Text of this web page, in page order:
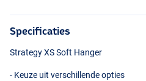
Specificaties
Strategy XS Soft Hanger
- Keuze uit verschillende opties